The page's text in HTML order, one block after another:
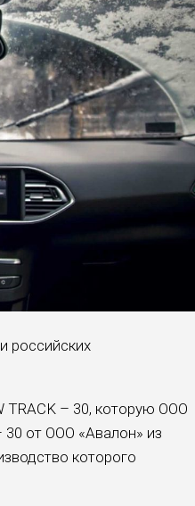
российских
TRACK – 30, которую ООО
от ООО «Авалон» из
которого